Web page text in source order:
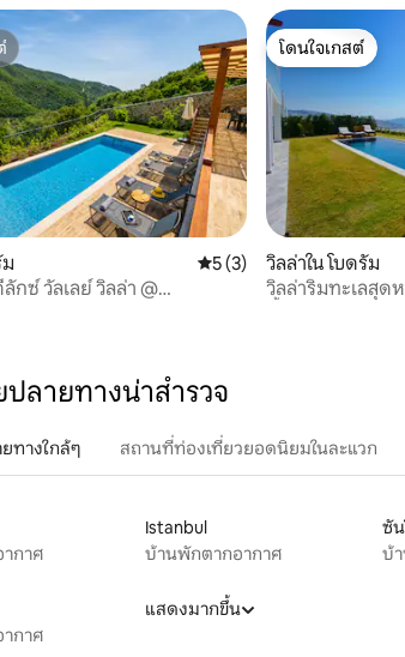
คะแนนเฉลี่ย 5 จาก 5, 3 รีวิว
5 (3)
กซ์ วัลเลย์ วิลล่า @
โดนใจเกสต์
โดนใจเกสต์
วิลล่าใน โบดรัม
วิลล่าริมทะเลสุด
ลายทางน่าสำรวจ
ทางใกล้ๆ สถานที่ท่องเที่ยวยอดนิยมในละแวก
กาศ
Istanbul
บ้านพักตากอากาศ
ซั
บ้
กาศ
แสดงมากขึ้น